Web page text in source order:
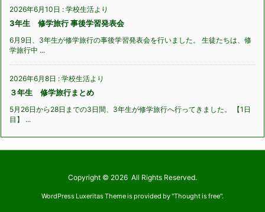
2026年6月10日 : 学校生活より
3年生 修学旅行 事後学習発表会
6月9日、3年生が修学旅行の事後学習発表会を行いました。 生徒たちは、修
学旅行中 ...
2026年6月8日 : 学校生活より
３年生 修学旅行まとめ
5月26日から28日までの3日間、3年生が修学旅行へ行ってきました。 【1日
目】 ...
Copyright © 2026 All Rights Reserved.
WordPress Luxeritas Theme is provided by "Thought is free".